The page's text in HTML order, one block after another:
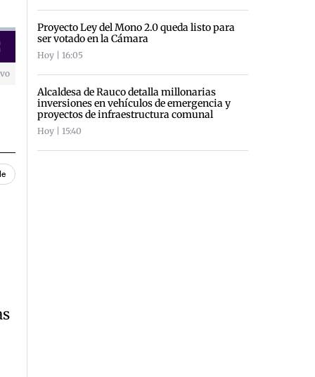
Proyecto Ley del Mono 2.0 queda listo para
ser votado en la Cámara
Hoy | 16:05
Alcaldesa de Rauco detalla millonarias
inversiones en vehículos de emergencia y
proyectos de infraestructura comunal
Hoy | 15:40